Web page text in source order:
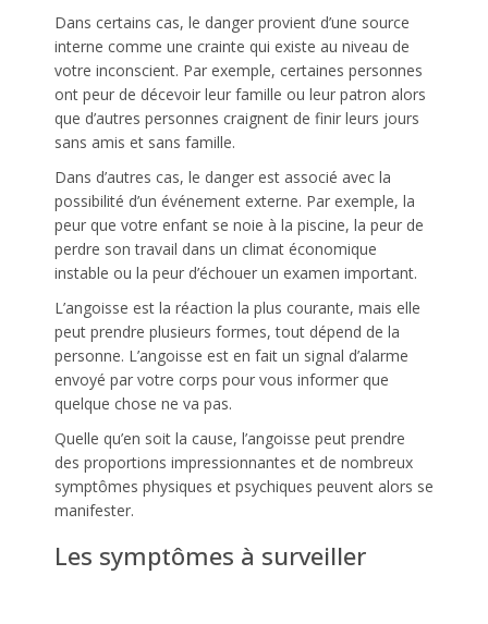
Dans certains cas, le danger provient d’une source
interne comme une crainte qui existe au niveau de
votre inconscient. Par exemple, certaines personnes
ont peur de décevoir leur famille ou leur patron alors
que d’autres personnes craignent de finir leurs jours
sans amis et sans famille.
Dans d’autres cas, le danger est associé avec la
possibilité d’un événement externe. Par exemple, la
peur que votre enfant se noie à la piscine, la peur de
perdre son travail dans un climat économique
instable ou la peur d’échouer un examen important.
L’angoisse est la réaction la plus courante, mais elle
peut prendre plusieurs formes, tout dépend de la
personne. L’angoisse est en fait un signal d’alarme
envoyé par votre corps pour vous informer que
quelque chose ne va pas.
Quelle qu’en soit la cause, l’angoisse peut prendre
des proportions impressionnantes et de nombreux
symptômes physiques et psychiques peuvent alors se
manifester.
Les symptômes à surveiller